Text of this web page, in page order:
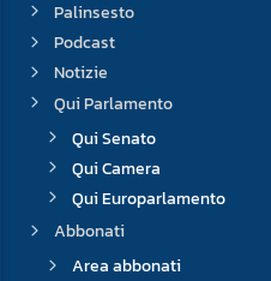
Palinsesto
Podcast
Notizie
Qui Parlamento
Qui Senato
Qui Camera
Qui Europarlamento
Abbonati
Area abbonati